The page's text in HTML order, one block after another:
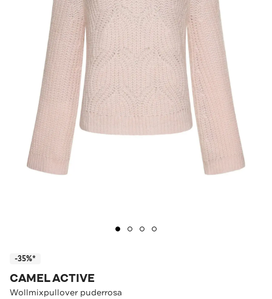
-35%*
CAMEL ACTIVE
Wollmixpullover puderrosa